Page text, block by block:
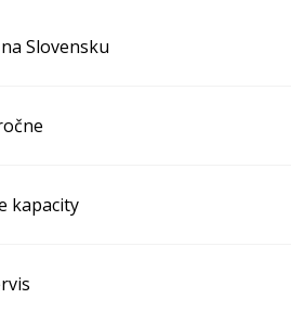
Slovensku
kapacity